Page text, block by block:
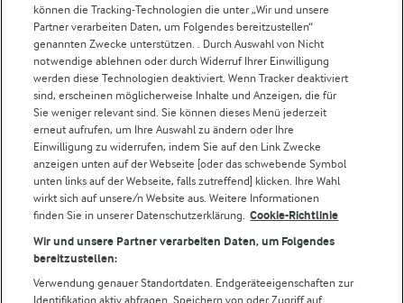
Weitere Arla Websites
Castello
Lurpak
Arla Pro
Für unsere Landwirt:innen
Folge uns!
können die Tracking-Technologien die unter „Wir und unsere
Partner verarbeiten Daten, um Folgendes bereitzustellen“
genannten Zwecke unterstützen. . Durch Auswahl von Nicht
notwendige ablehnen oder durch Widerruf Ihrer Einwilligung
werden diese Technologien deaktiviert. Wenn Tracker deaktiviert
sind, erscheinen möglicherweise Inhalte und Anzeigen, die für
Sie weniger relevant sind. Sie können dieses Menü jederzeit
erneut aufrufen, um Ihre Auswahl zu ändern oder Ihre
Einwilligung zu widerrufen, indem Sie auf den Link Zwecke
anzeigen unten auf der Webseite [oder das schwebende Symbol
unten links auf der Webseite, falls zutreffend] klicken. Ihre Wahl
wirkt sich auf unsere/n Website aus. Weitere Informationen
finden Sie in unserer Datenschutzerklärung. Cookie-Richtlinie
Wir und unsere Partner verarbeiten Daten, um Folgendes
bereitzustellen:
Verwendung genauer Standortdaten. Endgeräteeigenschaften zur
Identifikation aktiv abfragen. Speichern von oder Zugriff auf